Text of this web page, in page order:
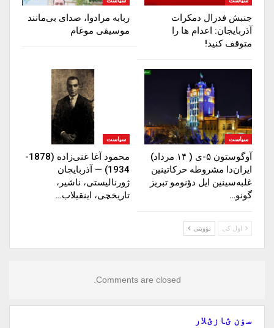
جنبش فدرال دمکرات
آذربایجان: اعدام ها را‌
متوقف‌ کنید!
ربابه مرادوا، صدای بی‌مانند
موسیقی موغام
سیاست
آوگوستون ۵-ی ( ۱۴ مرداد)
ایران‌دا مشروطه حرکاتینین
غلبه‌سینین ایل دؤنومو تبریز
گونو…
سیاست
محمود آغا غنی‌زاده (1878-
1934) — آذربایجان
ژورنالیستی، ناشیر،
تاریخچی، اینقیلاب…
اول کی نؤوبتی
Comments are closed.
سۏن ؽازؽلار